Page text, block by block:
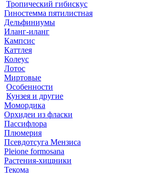
Тропический гибискус
Гиностемма пятилистная
Дельфиниумы
Иланг-иланг
Кампсис
Каттлея
Колеус
Лотос
Миртовые
Особенности
Кунзея и другие
Момордика
Орхидеи из фласки
Пассифлора
Плюмерия
Псевдотсуга Мензиса
Pleione formosana
Растения-хищники
Текома